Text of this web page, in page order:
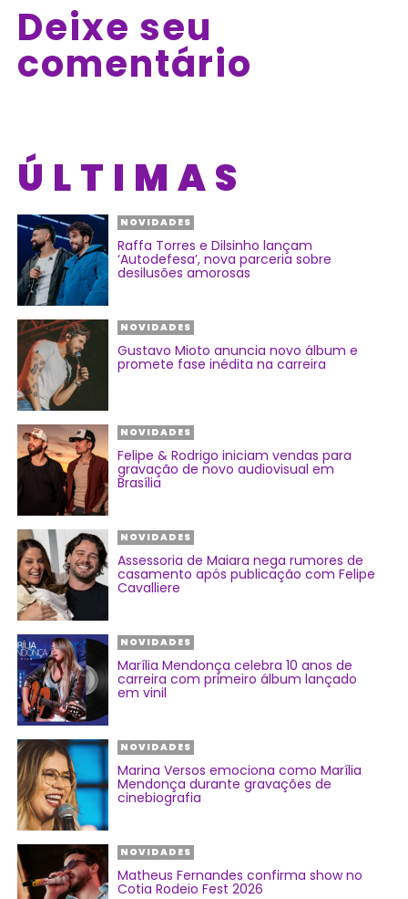
Deixe seu
comentário
ÚLTIMAS
NOVIDADES
Raffa Torres e Dilsinho lançam
‘Autodefesa’, nova parceria sobre
desilusões amorosas
NOVIDADES
Gustavo Mioto anuncia novo álbum e
promete fase inédita na carreira
NOVIDADES
Felipe & Rodrigo iniciam vendas para
gravação de novo audiovisual em
Brasília
NOVIDADES
Assessoria de Maiara nega rumores de
casamento após publicação com Felipe
Cavalliere
NOVIDADES
Marília Mendonça celebra 10 anos de
carreira com primeiro álbum lançado
em vinil
NOVIDADES
Marina Versos emociona como Marília
Mendonça durante gravações de
cinebiografia
NOVIDADES
Matheus Fernandes confirma show no
Cotia Rodeio Fest 2026